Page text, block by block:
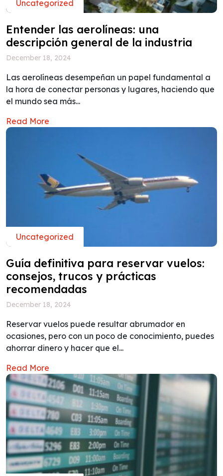
Uncategorized
Entender las aerolíneas: una
descripción general de la industria
December 18, 2024
Las aerolíneas desempeñan un papel fundamental a
la hora de conectar personas y lugares, haciendo que
el mundo sea más...
Read More
Uncategorized
Guía definitiva para reservar vuelos:
consejos, trucos y prácticas
recomendadas
December 18, 2024
Reservar vuelos puede resultar abrumador en
ocasiones, pero con un poco de conocimiento, puedes
ahorrar dinero y hacer que el...
Read More